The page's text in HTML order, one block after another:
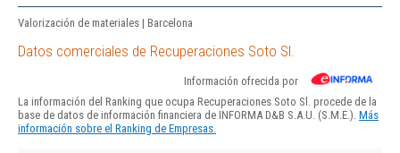
Valorización de materiales | Barcelona
Datos comerciales de Recuperaciones Soto Sl.
Información ofrecida por
La información del Ranking que ocupa Recuperaciones Soto Sl. procede de la
base de datos de información financiera de INFORMA D&B S.A.U. (S.M.E.). Más
información sobre el Ranking de Empresas.